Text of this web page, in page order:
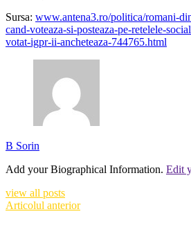
Sursa: www.antena3.ro/politica/romani-
cand-voteaza-si-posteaza-pe-retelele-
votat-igpr-ii-ancheteaza-744765.html
B Sorin
Add your Biographical Information. Edit
view all posts
Articolul anterior